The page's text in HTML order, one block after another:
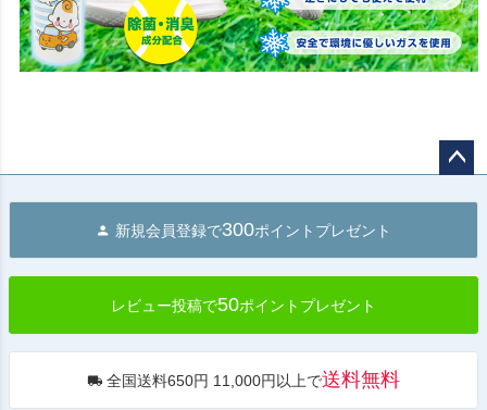
へ
新規会員登録で300ポイントプレゼント
レビュー投稿で50ポイントプレゼント
全国送料650円 11,000円以上で送料無料